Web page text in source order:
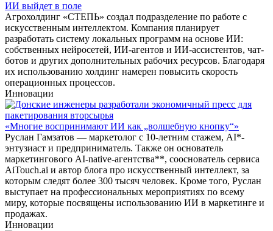
ИИ выйдет в поле
Агрохолдинг «СТЕПЬ» создал подразделение по работе с
искусственным интеллектом. Компания планирует
разработать систему локальных программ на основе ИИ:
собственных нейросетей, ИИ-агентов и ИИ-ассистентов, чат-
ботов и других дополнительных рабочих ресурсов. Благодаря
их использованию холдинг намерен повысить скорость
операционных процессов.
Инновации
«Многие воспринимают ИИ как „волшебную кнопку“»
Руслан Гамзатов — маркетолог с 10-летним стажем, AI*-
энтузиаст и предприниматель. Также он основатель
маркетингового AI-native-агентства**, сооснователь сервиса
AiTouch.ai и автор блога про искусственный интеллект, за
которым следят более 300 тысяч человек. Кроме того, Руслан
выступает на профессиональных мероприятиях по всему
миру, которые посвящены использованию ИИ в маркетинге и
продажах.
Инновации